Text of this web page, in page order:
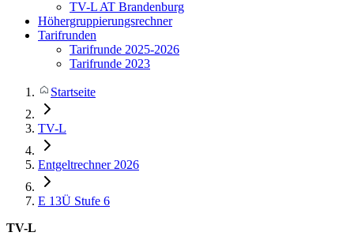
TV-L AT Brandenburg
Höhergruppierungsrechner
Tarifrunden
Tarifrunde 2025-2026
Tarifrunde 2023
Startseite
TV-L
Entgeltrechner 2026
E 13Ü Stufe 6
TV-L